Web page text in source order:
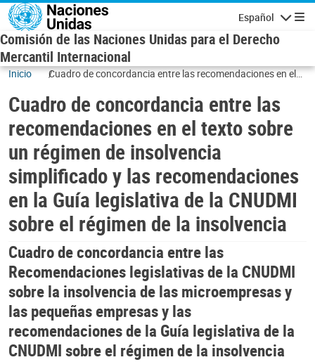
Skip to main content
Español
Comisión de las Naciones Unidas para el Derecho
Mercantil Internacional
Inicio
Cuadro de concordancia entre las recomendaciones en el
recomendaciones en la Guía legislativa de la CNUDMI sobre
el régimen de la insolvencia
Cuadro de concordancia entre las
recomendaciones en el texto sobre
un régimen de insolvencia
simplificado y las recomendaciones
en la Guía legislativa de la CNUDMI
sobre el régimen de la insolvencia
Cuadro de concordancia entre las
Recomendaciones legislativas de la CNUDMI
sobre la insolvencia de las microempresas y
las pequeñas empresas y las
recomendaciones de la Guía legislativa de la
CNUDMI sobre el régimen de la insolvencia